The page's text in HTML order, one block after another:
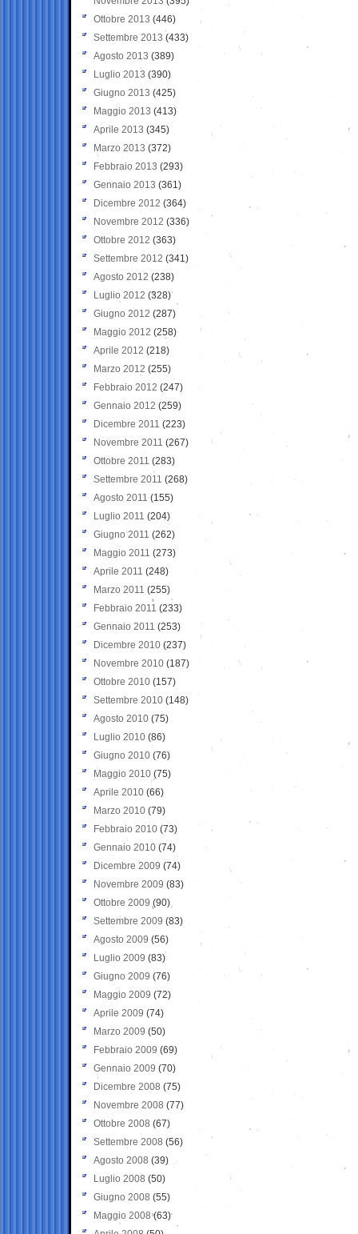
Ottobre 2013 (446)
Settembre 2013 (433)
Agosto 2013 (389)
Luglio 2013 (390)
Giugno 2013 (425)
Maggio 2013 (413)
Aprile 2013 (345)
Marzo 2013 (372)
Febbraio 2013 (293)
Gennaio 2013 (361)
Dicembre 2012 (364)
Novembre 2012 (336)
Ottobre 2012 (363)
Settembre 2012 (341)
Agosto 2012 (238)
Luglio 2012 (328)
Giugno 2012 (287)
Maggio 2012 (258)
Aprile 2012 (218)
Marzo 2012 (255)
Febbraio 2012 (247)
Gennaio 2012 (259)
Dicembre 2011 (223)
Novembre 2011 (267)
Ottobre 2011 (283)
Settembre 2011 (268)
Agosto 2011 (155)
Luglio 2011 (204)
Giugno 2011 (262)
Maggio 2011 (273)
Aprile 2011 (248)
Marzo 2011 (255)
Febbraio 2011 (233)
Gennaio 2011 (253)
Dicembre 2010 (237)
Novembre 2010 (187)
Ottobre 2010 (157)
Settembre 2010 (148)
Agosto 2010 (75)
Luglio 2010 (86)
Giugno 2010 (76)
Maggio 2010 (75)
Aprile 2010 (66)
Marzo 2010 (79)
Febbraio 2010 (73)
Gennaio 2010 (74)
Dicembre 2009 (74)
Novembre 2009 (83)
Ottobre 2009 (90)
Settembre 2009 (83)
Agosto 2009 (56)
Luglio 2009 (83)
Giugno 2009 (76)
Maggio 2009 (72)
Aprile 2009 (74)
Marzo 2009 (50)
Febbraio 2009 (69)
Gennaio 2009 (70)
Dicembre 2008 (75)
Novembre 2008 (77)
Ottobre 2008 (67)
Settembre 2008 (56)
Agosto 2008 (39)
Luglio 2008 (50)
Giugno 2008 (55)
Maggio 2008(63)